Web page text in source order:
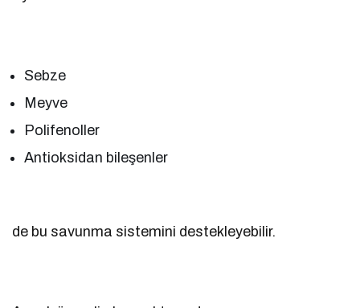
Sebze
Meyve
Polifenoller
Antioksidan bileşenler
de bu savunma sistemini destekleyebilir.